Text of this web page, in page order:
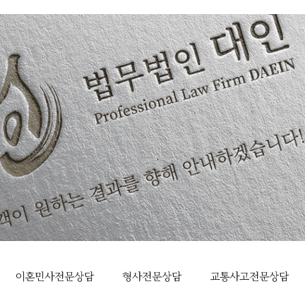
이혼민사전문상담 형사전문상담 교통사고전문상담